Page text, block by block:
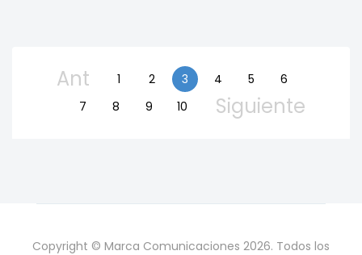
Ant 1 2 3 4 5
6
7
8 9 10 Siguiente
Copyright © Marca Comunicaciones 2026. Todos los